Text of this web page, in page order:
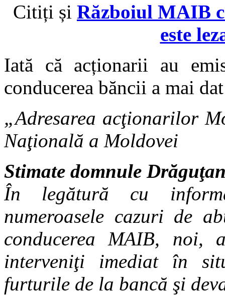
Citiți și Războiul MAIB
este
Iată că acționarii au
conducerea băncii a mai
„Adresarea acţionarilor
Naţională a Moldovei
Stimate domnule
În legătură cu
numeroasele cazuri de
conducerea MAIB, noi,
interveniţi imediat în
furturile de la bancă şi